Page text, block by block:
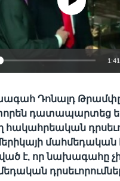
1:41
Դոնալդ Թրամփը
դատապարտեց
մահմեդական
է, որ նախագահը չի